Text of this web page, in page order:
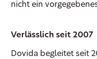
nicht ein
Verlässlich seit 2007
Dovida begleitet seit